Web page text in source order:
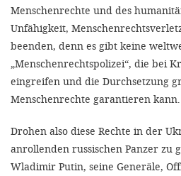
Menschenrechte und des
Unfähigkeit,
beenden, denn es gibt keine
„Menschenrechtspolizei“, die bei
eingreifen und die Durchsetzung
Menschenrechte garantieren kann.
Drohen also diese Rechte in der
anrollenden russischen Panzer zu
Wladimir Putin, seine Generäle,